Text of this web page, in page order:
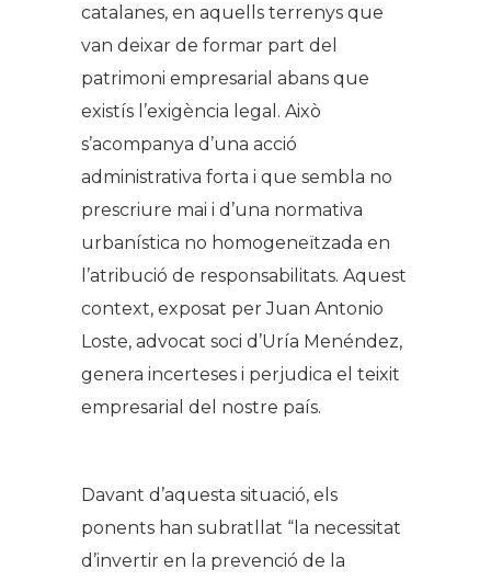
catalanes, en aquells terrenys que
van deixar de formar part del
patrimoni empresarial abans que
existís l’exigència legal. Això
s’acompanya d’una acció
administrativa forta i que sembla no
prescriure mai i d’una normativa
urbanística no homogeneïtzada en
l’atribució de responsabilitats. Aquest
context, exposat per Juan Antonio
Loste, advocat soci d’Uría Menéndez,
genera incerteses i perjudica el teixit
empresarial del nostre país.
Davant d’aquesta situació, els
ponents han subratllat “la necessitat
d’invertir en la prevenció de la